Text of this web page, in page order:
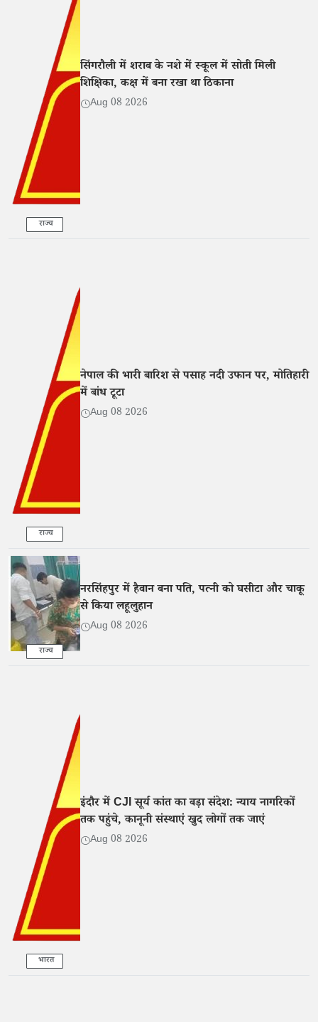
राज्य
सिंगरौली में शराब के नशे में स्कूल में सोती मिली
शिक्षिका, कक्ष में बना रखा था ठिकाना
Aug 08 2026
राज्य
नेपाल की भारी बारिश से पसाह नदी उफान पर, मोतिहारी
में बांध टूटा
Aug 08 2026
राज्य
नरसिंहपुर में हैवान बना पति, पत्नी को घसीटा और चाकू
से किया लहूलुहान
Aug 08 2026
भारत
इंदौर में CJI सूर्य कांत का बड़ा संदेश: न्याय नागरिकों
तक पहुंचे, कानूनी संस्थाएं खुद लोगों तक जाएं
Aug 08 2026